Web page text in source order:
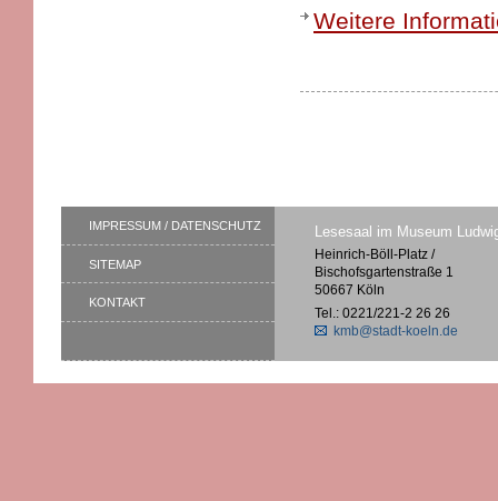
Weitere
IMPRESSUM / DATENSCHUTZ
SITEMAP
KONTAKT
Lesesaal im Museum
Heinrich-Böll-Platz /
Bischofsgartenstraße 1
50667 Köln
Tel.: 0221/221-2 26 26
kmb@stadt-koeln.de